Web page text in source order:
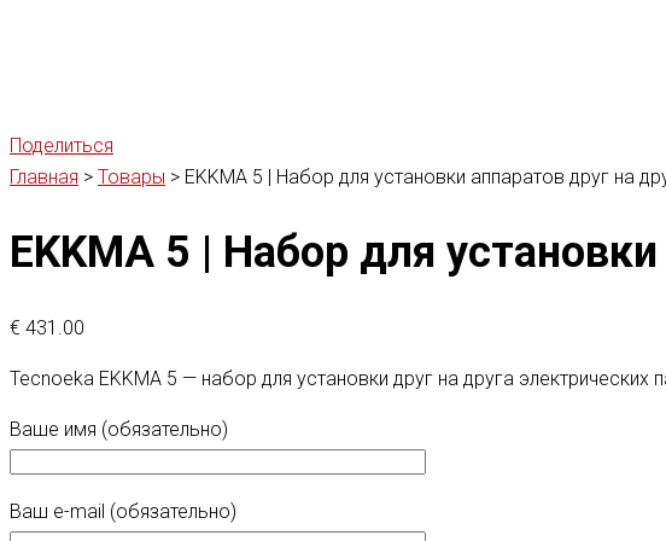
Поделиться
Главная > Товары > EKKMA 5 | Набор для установки аппаратов друг на
EKKMA 5 | Набор для
€ 431.00
Tecnoeka EKKMA 5 — набор для установки друг на друга электрических
Ваше имя (обязательно)
Ваш e-mail (обязательно)